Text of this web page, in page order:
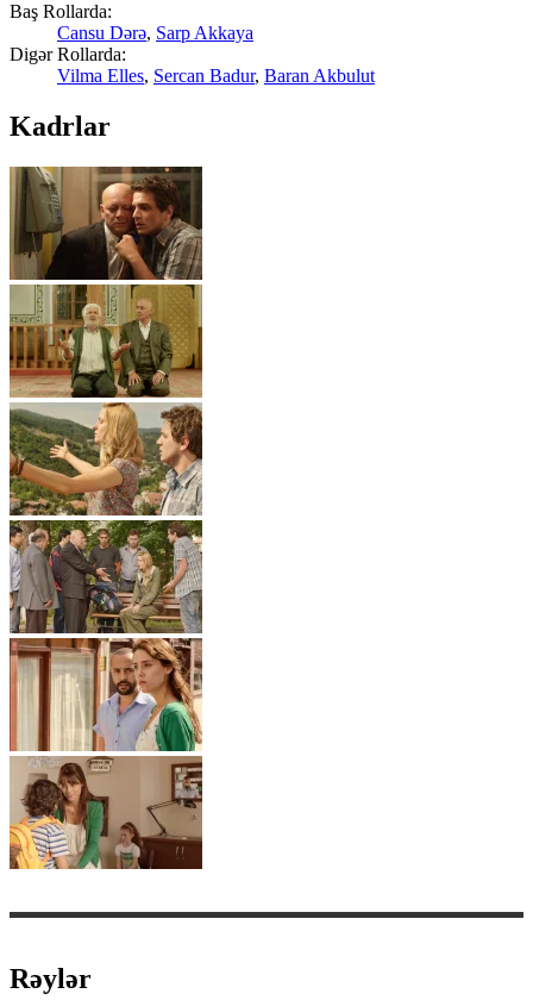
Baş Rollarda:
Cansu Dərə, Sarp Akkaya
Digər Rollarda:
Vilma Elles, Sercan Badur, Baran Akbulut
Kadrlar
Rəylər